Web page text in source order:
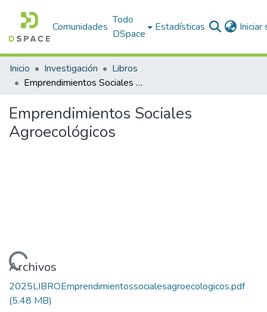
Comunidades
Todo
DSpace
Estadísticas Iniciar
Inicio Investigación
Libros
Emprendimientos Sociales Agroecológicos
Emprendimientos Sociales
Agroecológicos
Cargando...
Archivos
2025LIBROEmprendimientossocialesagroecologicos.pdf
(5.48 MB)